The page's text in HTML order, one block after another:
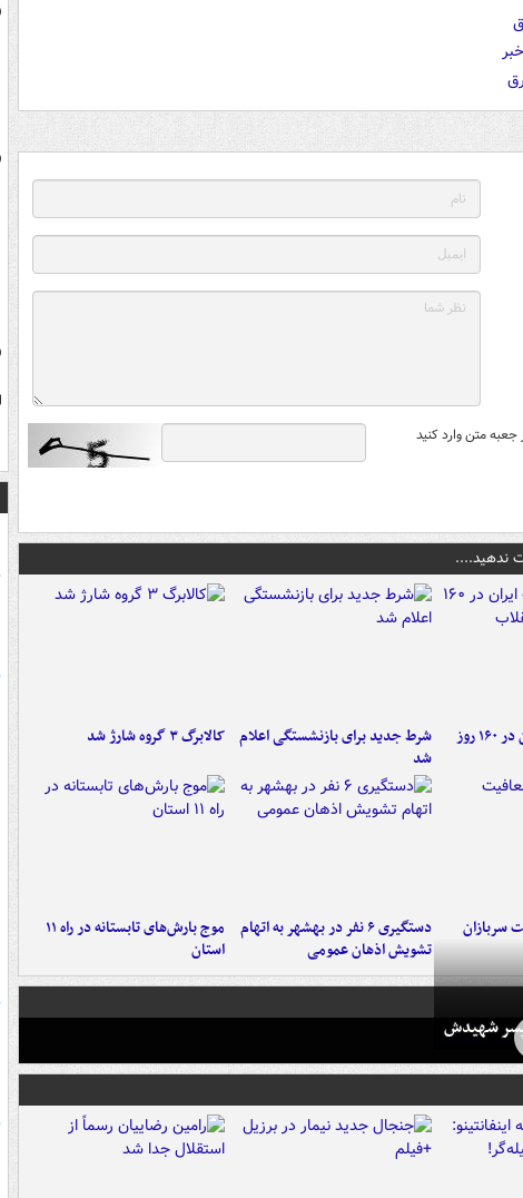
جعبه متن وارد کنید
ندهید....
۶ دستاورد بزرگ ایران در ۱۶۰ روز
شرط جدید برای بازنشستگی اعلام
شد
کالابرگ ۳ گروه شارژ شد
سربازان
دستگیری ۶ نفر در بهشهر به اتهام
تشویش اذهان عمومی
موج بارش‌های تابستانه در راه ۱۱
استان
پسر شهیدش